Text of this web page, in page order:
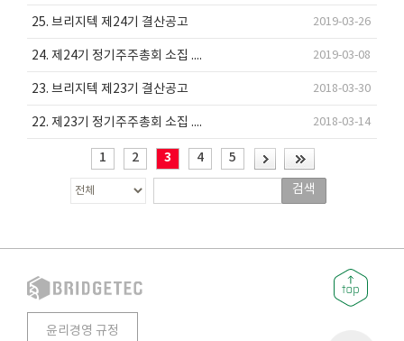
25. 브리지텍 제24기 결산공고 2019-03-26
24. 제24기 정기주주총회 소집 .... 2019-03-08
23. 브리지텍 제23기 결산공고 2018-03-30
22. 제23기 정기주주총회 소집 .... 2018-03-14
1 2 3 4 5
검색
윤리경영 규정